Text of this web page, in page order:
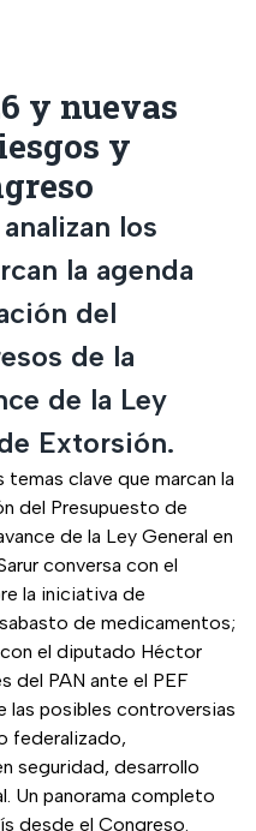
y nuevas
y
los
la agenda
del
de la
de la Ley
Extorsión.
temas clave que marcan la
del Presupuesto de
de la Ley General en
conversa con el
la iniciativa de
de medicamentos;
el diputado Héctor
del PAN ante el PEF
las posibles controversias
federalizado,
seguridad, desarrollo
Un panorama completo
desde el Congreso.